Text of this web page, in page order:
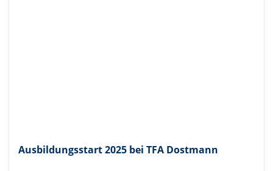
Ausbildungsstart 2025 bei TFA Dostmann